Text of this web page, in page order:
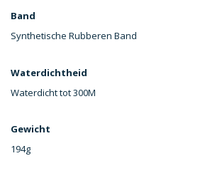
Band
Synthetische Rubberen Band
Waterdichtheid
Waterdicht tot 300M
Gewicht
194g